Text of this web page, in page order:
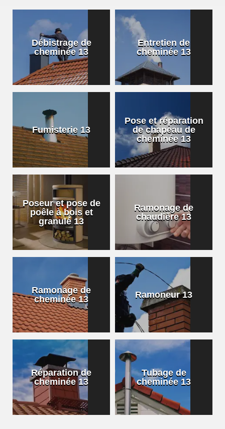
Débistrage de
cheminée 13
Entretien de
cheminée 13
Fumisterie 13
Pose et réparation
de chapeau de
cheminée 13
Poseur et pose de
poêle à bois et
granulé 13
Ramonage de
chaudière 13
Ramonage de
cheminée 13
Ramoneur 13
Réparation de
cheminée 13
Tubage de
cheminée 13